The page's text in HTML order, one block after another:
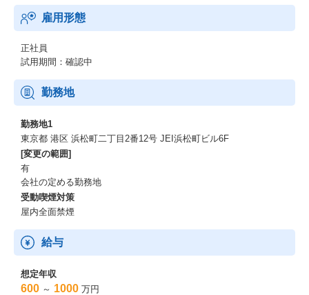
雇用形態
正社員
試用期間：確認中
勤務地
勤務地1
東京都 港区 浜松町二丁目2番12号 JEI浜松町ビル6F
[変更の範囲]
有
会社の定める勤務地
受動喫煙対策
屋内全面禁煙
給与
想定年収
600 ～ 1000 万円